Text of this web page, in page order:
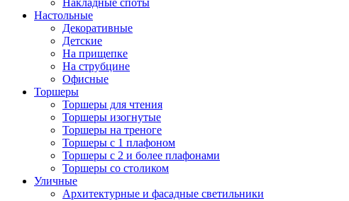
Накладные споты
Настольные
Декоративные
Детские
На прищепке
На струбцине
Офисные
Торшеры
Торшеры для чтения
Торшеры изогнутые
Торшеры на треноге
Торшеры с 1 плафоном
Торшеры с 2 и более плафонами
Торшеры со столиком
Уличные
Архитектурные и фасадные светильники